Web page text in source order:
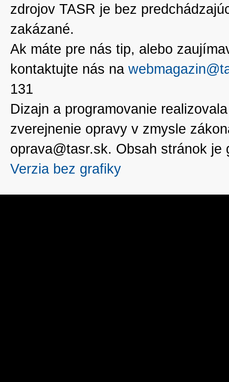
zdrojov TASR je bez
zakázané.
Ak máte pre nás tip, alebo
kontaktujte nás na
131
Dizajn a programovanie
zverejnenie opravy v zmysle
oprava@tasr.sk. Obsah stránok
Verzia bez grafiky